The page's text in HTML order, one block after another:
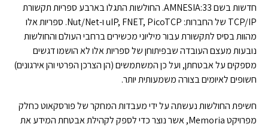
חדשות בשם AMNESIA:33. החולשות התגלו בארבע ספריות תקשורת
TCP/IP של החברות: uIP, FNET, PicoTCP ו-Nut/Net. ספריות אלו
מהוות בסיס לתקשורת עבור מיליוני מכשירים ברחבי העולם והחולשות
נובעות מעצם העובדה שבפיתוחן של ספריות אלו לא הושמו דגשים
מספקים על אבטחתן, ועל כן המשתמשים (הן הצרכן הפרטי והן אירגונים)
חשופים לאיומים בצורה משמעותית יותר.
חשיפת החולשות נעשתה על ידי מעבדות המחקר של פורסקאוט כחלק
מפרויקט Memoria, אשר נוצר כדי לספק לקהילת אבטחת המידע את